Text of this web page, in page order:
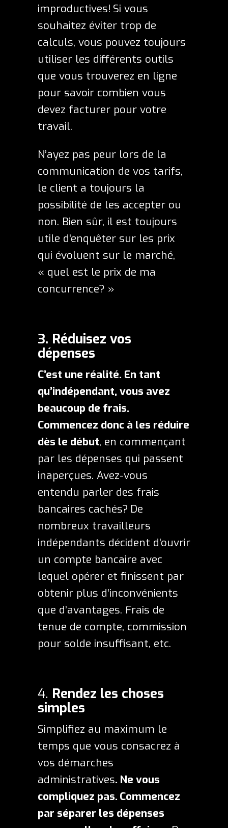
improductives! Si vous
souhaitez éviter trop de
calculs, vous pouvez toujours
utiliser les différents outils
que vous trouverez en ligne
pour savoir combien vous
devez facturer pour votre
travail.
N’ayez pas peur lors de la
communication de vos tarifs,
le client a toujours la
possibilité de les accepter ou
non. Bien sûr, il est toujours
utile d’enquêter sur les prix
qui évoluent sur le marché,
« quel est le prix de ma
concurrence? »
3. Réduisez vos
dépenses
C’est une réalité. En tant
qu’indépendant, vous avez
beaucoup de frais.
Commencez donc à les réduire
dès le début, en commençant
par les dépenses qui passent
inaperçues. Avez-vous
entendu parler des frais
bancaires cachés? De
nombreux travailleurs
indépendants décident d’ouvrir
un compte bancaire avec
lequel opérer et finissent par
obtenir plus d’inconvénients
que d’avantages. Frais de
tenue de compte, commission
pour solde insuffisant, etc.
4. Rendez les choses
simples
Simplifiez au maximum le
temps que vous consacrez à
vos démarches
administratives. Ne vous
compliquez pas. Commencez
par séparer les dépenses